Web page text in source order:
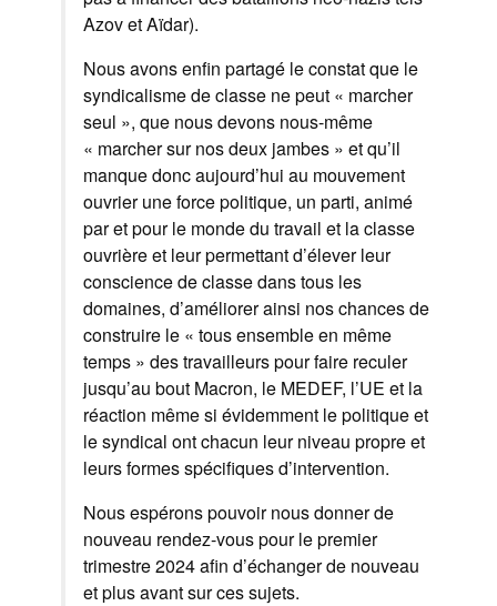
Azov et Aïdar).
Nous avons enfin partagé le constat que le
syndicalisme de classe ne peut « marcher
seul », que nous devons nous-même
« marcher sur nos deux jambes » et qu’il
manque donc aujourd’hui au mouvement
ouvrier une force politique, un parti, animé
par et pour le monde du travail et la classe
ouvrière et leur permettant d’élever leur
conscience de classe dans tous les
domaines, d’améliorer ainsi nos chances de
construire le « tous ensemble en même
temps » des travailleurs pour faire reculer
jusqu’au bout Macron, le MEDEF, l’UE et la
réaction même si évidemment le politique et
le syndical ont chacun leur niveau propre et
leurs formes spécifiques d’intervention.
Nous espérons pouvoir nous donner de
nouveau rendez-vous pour le premier
trimestre 2024 afin d’échanger de nouveau
et plus avant sur ces sujets.